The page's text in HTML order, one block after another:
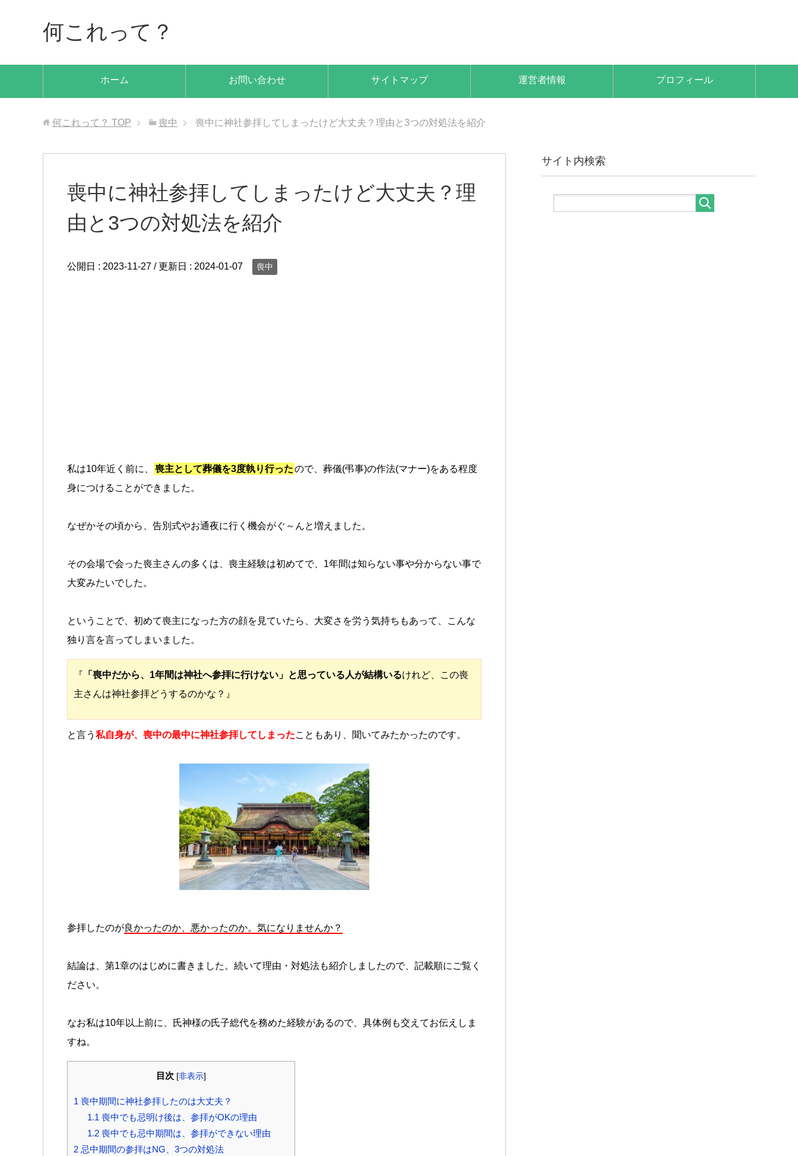
何これって？
ホーム お問い合わせ サイトマップ 運営者情報 プロフィール
何これって？ TOP 喪中 喪中に神社参拝してしまったけど大丈夫？理由と3つの対処法を紹介
喪中に神社参拝してしまったけど大丈夫？理
由と3つの対処法を紹介
公開日 : 2023-11-27 / 更新日 : 2024-01-07 喪中
私は10年近く前に、 喪主として葬儀を3度執り行ったので、葬儀(弔事)の作法(マナー)をある程度
身につけることができました。
なぜかその頃から、告別式やお通夜に行く機会がぐ～んと増えました。
その会場で会った喪主さんの多くは、喪主経験は初めてで、1年間は知らない事や分からない事で
大変みたいでした。
ということで、初めて喪主になった方の顔を見ていたら、大変さを労う気持ちもあって、こんな
独り言を言ってしまいました。
『 「喪中だから、1年間は神社へ参拝に行けない」と思っている人が結構いるけれど、この喪
主さんは神社参拝どうするのかな？』
と言う 私自身が、喪中の最中に神社参拝してしまったこともあり、聞いてみたかったのです。
参拝したのが良かったのか、悪かったのか。気になりませんか？
結論は、第1章のはじめに書きました。続いて理由・対処法も紹介しましたので、記載順にご覧く
ださい。
なお私は10年以上前に、氏神様の氏子総代を務めた経験があるので、具体例も交えてお伝えしま
すね。
目次 [非表示]
1 喪中期間に神社参拝したのは大丈夫？
1.1 喪中でも忌明け後は、参拝がOKの理由
1.2喪中でも忌中期間は、参拝ができない理由
2 忌中期間の参拝はNG、3つの対処法
サイト内検索